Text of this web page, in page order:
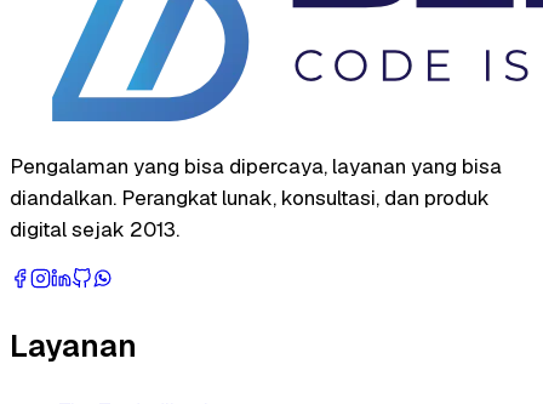
Pengalaman yang bisa dipercaya, layanan yang bisa
diandalkan. Perangkat lunak, konsultasi, dan produk
digital sejak 2013.
Layanan